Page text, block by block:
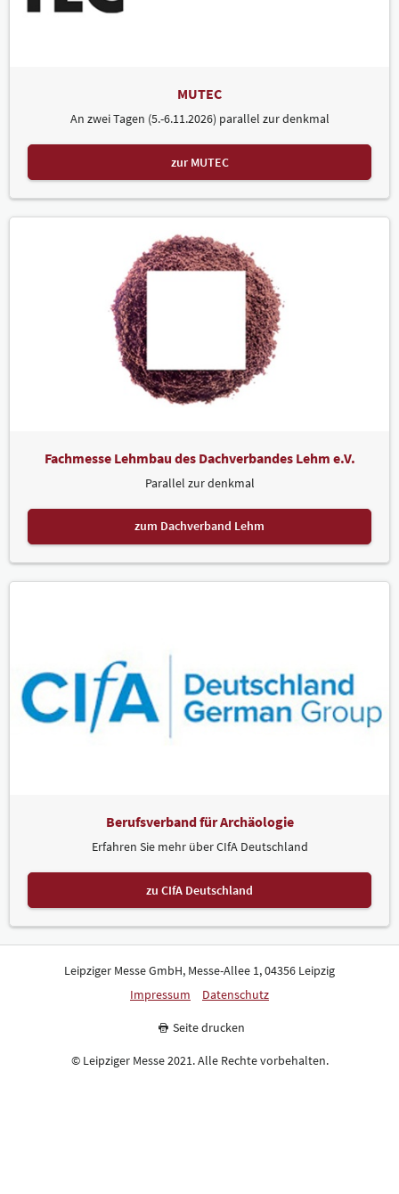
MUTEC
An zwei Tagen (5.-6.11.2026) parallel zur denkmal
zur MUTEC
Fachmesse Lehmbau des Dachverbandes Lehm e.V.
Parallel zur denkmal
zum Dachverband Lehm
Berufsverband für Archäologie
Erfahren Sie mehr über CIfA Deutschland
zu CIfA Deutschland
Leipziger Messe GmbH, Messe-Allee 1, 04356 Leipzig
Impressum
Datenschutz
Seite drucken
© Leipziger Messe 2021. Alle Rechte vorbehalten.